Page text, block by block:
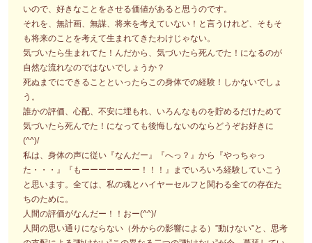
いので、好きなことをさせる価値があると思うのです。
それを、無計画、無謀、将来を考えていない！と言うけれど、そもそ
も将来のことを考えて生まれてきたわけじゃない。
気づいたら生まれてた！んだから、気づいたら死んでた！になるのが
自然な流れなのではないでしょうか？
死ぬまでにできることといったらこの身体での経験！しかないでしょ
う。
誰かの評価、心配、不安に埋もれ、いろんなものを貯めるだけためて
気づいたら死んでた！になっても後悔しないのならどうぞお好きに
(^^)/
私は、身体の声に従い『なんだー』『へっ？』から『やっちゃっ
た・・・』『もーーーーーーー！！！』までいろいろ経験していこう
と思います。全ては、私の魂とハイヤーセルフと関わる全ての存在た
ちのために。
人間の評価がなんだー！！おー(^^)/
人間の思い通りにならない（外からの影響による）”動けない”と、思考